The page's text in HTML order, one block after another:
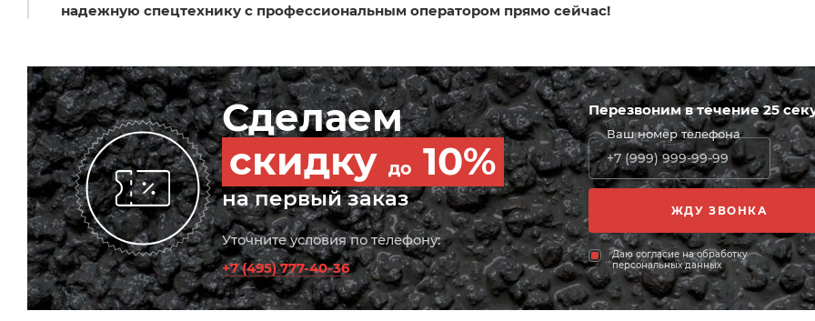
надежную спецтехнику с профессиональным оператором прямо сейчас!
Сделаем
скидку до 10%
на первый заказ
Уточните условия по телефону:
+7 (495) 777-40-36
Перезвоним в течение 25
Ваш номер телефона
Даю согласие на обработку
персональных данных